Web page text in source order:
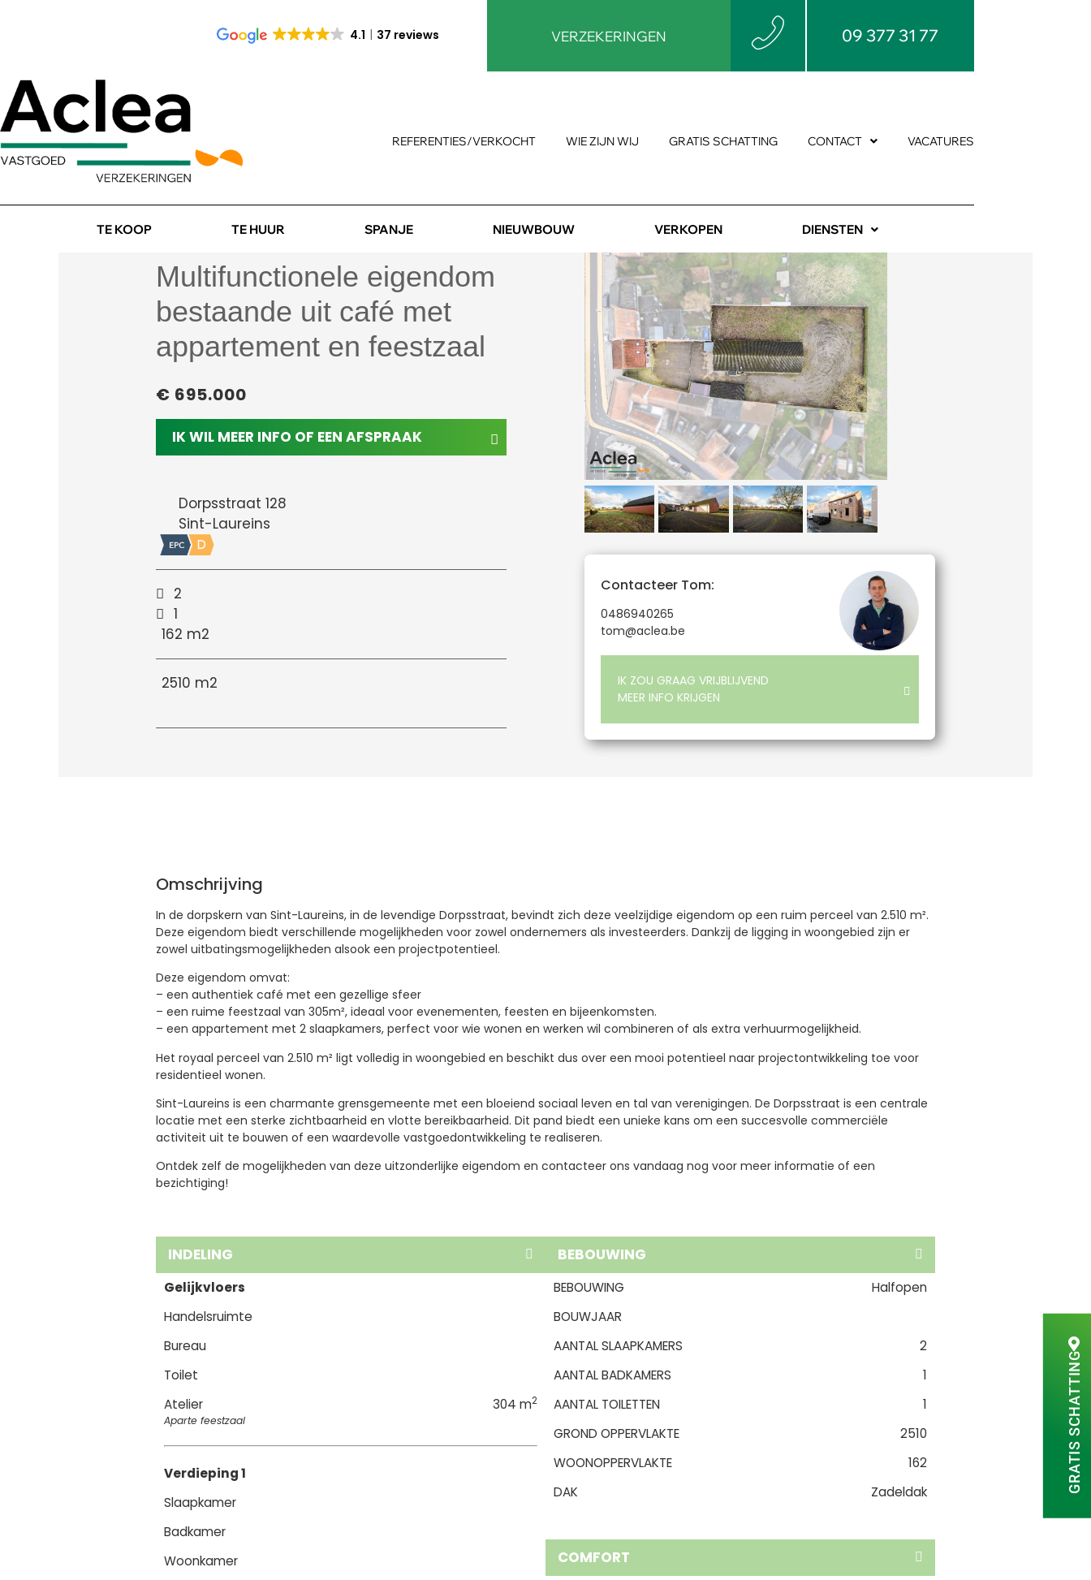
GRATIS SCHATTING
4.1 37 reviews VERZEKERINGEN 09 377 31 77
REFERENTIES/VERKOCHT WIE ZIJN WIJ GRATIS SCHATTING CONTACT VACATURES
TE KOOP TE HUUR SPANJE NIEUWBOUW VERKOPEN DIENSTEN
Multifunctionele eigendom
bestaande uit café met
appartement en feestzaal
€ 695.000
IK WIL MEER INFO OF EEN AFSPRAAK
Dorpsstraat 128
Sint-Laureins
2
1
162 m2
2510 m2
Contacteer Tom:
0486940265
tom@aclea.be
IK ZOU GRAAG VRIJBLIJVEND
MEER INFO KRIJGEN
Omschrijving
In de dorpskern van Sint-Laureins, in de levendige Dorpsstraat, bevindt zich deze veelzijdige eigendom op een ruim perceel van 2.510 m².
Deze eigendom biedt verschillende mogelijkheden voor zowel ondernemers als investeerders. Dankzij de ligging in woongebied zijn er
zowel uitbatingsmogelijkheden alsook een projectpotentieel.
Deze eigendom omvat:
– een authentiek café met een gezellige sfeer
– een ruime feestzaal van 305m², ideaal voor evenementen, feesten en bijeenkomsten.
– een appartement met 2 slaapkamers, perfect voor wie wonen en werken wil combineren of als extra verhuurmogelijkheid.
Het royaal perceel van 2.510 m² ligt volledig in woongebied en beschikt dus over een mooi potentieel naar projectontwikkeling toe voor
residentieel wonen.
Sint-Laureins is een charmante grensgemeente met een bloeiend sociaal leven en tal van verenigingen. De Dorpsstraat is een centrale
locatie met een sterke zichtbaarheid en vlotte bereikbaarheid. Dit pand biedt een unieke kans om een succesvolle commerciële
activiteit uit te bouwen of een waardevolle vastgoedontwikkeling te realiseren.
Ontdek zelf de mogelijkheden van deze uitzonderlijke eigendom en contacteer ons vandaag nog voor meer informatie of een
bezichtiging!
INDELING
Gelijkvloers
Handelsruimte
Bureau
Toilet
Atelier
304 m2
Aparte feestzaal
Verdieping 1
Slaapkamer
Badkamer
Woonkamer
BEBOUWING
BEBOUWING
Halfopen
BOUWJAAR
AANTAL SLAAPKAMERS
2
AANTAL BADKAMERS
1
AANTAL TOILETTEN
1
GROND OPPERVLAKTE
2510
WOONOPPERVLAKTE
162
DAK
Zadeldak
COMFORT